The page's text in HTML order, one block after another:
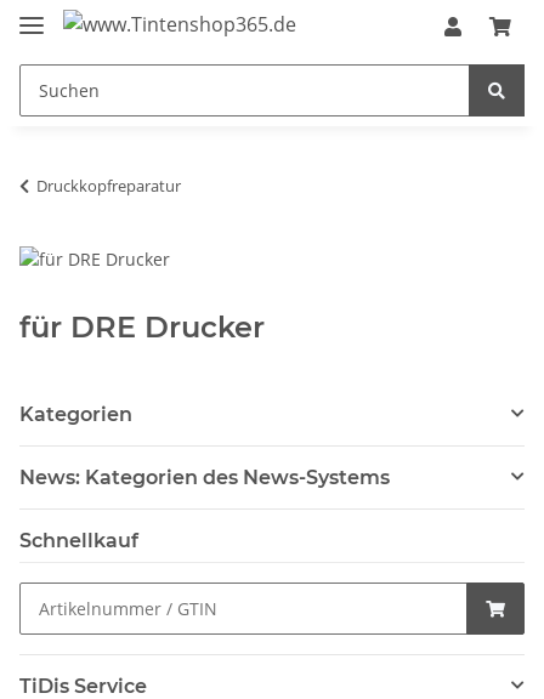
Druckkopfreparatur
für DRE Drucker
Kategorien
News: Kategorien des News-Systems
Schnellkauf
TiDis Service